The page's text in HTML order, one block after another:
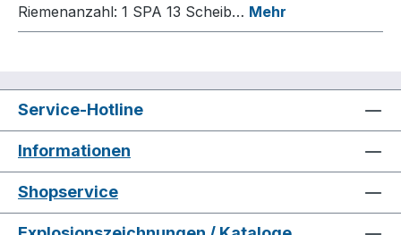
Riemenanzahl: 1 SPA 13 Scheib… Mehr
Service-Hotline
Informationen
Shopservice